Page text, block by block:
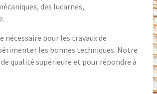
des lucarnes,
pour les travaux de
les bonnes techniques. Notre
qualité supérieure et pour répondre à